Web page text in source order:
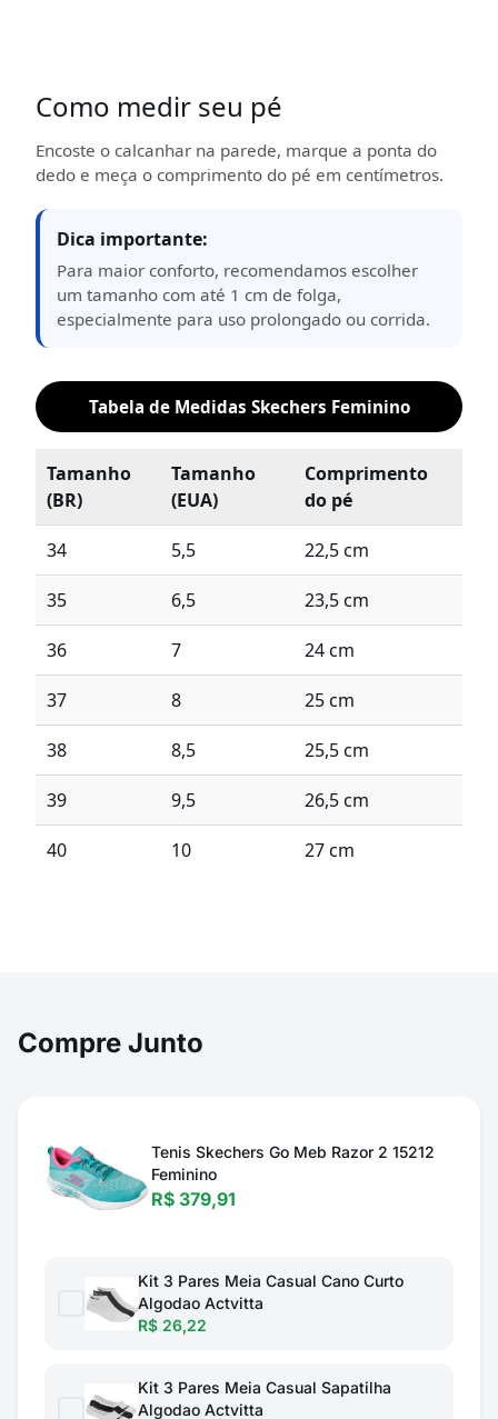
Como medir seu pé
Encoste o calcanhar na parede, marque a ponta do
dedo e meça o comprimento do pé em centímetros.
Dica importante:
Para maior conforto, recomendamos escolher
um tamanho com até 1 cm de folga,
especialmente para uso prolongado ou corrida.
Tabela de Medidas Skechers Feminino
Tamanho
(BR)
Tamanho
(EUA)
Comprimento
do pé
34 5,5 22,5 cm
35 6,5 23,5 cm
36 7 24 cm
37 8 25 cm
38 8,5 25,5 cm
39 9,5 26,5 cm
40 10 27 cm
Compre Junto
Tenis Skechers Go Meb Razor 2 15212
Feminino
R$ 379,91
Kit 3 Pares Meia Casual Cano Curto
Algodao Actvitta
R$ 26,22
Kit 3 Pares Meia Casual Sapatilha
Algodao Actvitta